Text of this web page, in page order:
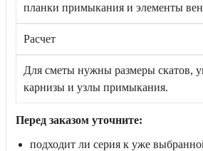
планки примыкания и элементы
Расчет
Для сметы нужны размеры скатов,
карнизы и узлы примыкания.
Перед заказом уточните:
подходит ли серия к уже